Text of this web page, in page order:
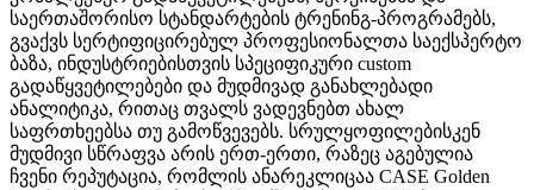
საერთაშორისო სტანდარტების ტრენინგ-პროგრამებს,
გვაქვს სერტიფიცირებულ პროფესიონალთა საექსპერტო
ბაზა, ინდუსტრიებისთვის სპეციფიკური custom
გადაწყვეტილებები და მუდმივად განახლებადი
ანალიტიკა, რითაც თვალს ვადევნებთ ახალ
საფრთხეებსა თუ გამოწვევებს. სრულყოფილებისკენ
მუდმივი სწრაფვა არის ერთ-ერთი, რაზეც აგებულია
ჩვენი რეპუტაცია, რომლის ანარეკლიცაა CASE Golden